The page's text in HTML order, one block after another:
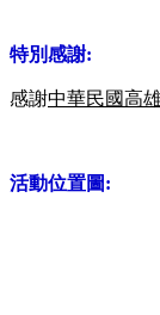
特別感謝:
感謝中華民國高
活動位置圖: